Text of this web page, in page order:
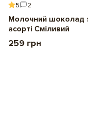
5 2
Молочний шоколад
асорті Сміливий
259 грн